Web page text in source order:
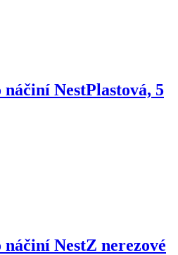
náčiní NestPlastová, 5
náčiní NestZ nerezové